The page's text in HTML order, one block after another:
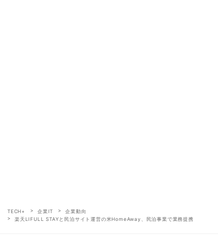
TECH+ 企業IT
企業動向
楽天LIFULL STAYと民泊サイト運営の米HomeAway、民泊事業で業務提携